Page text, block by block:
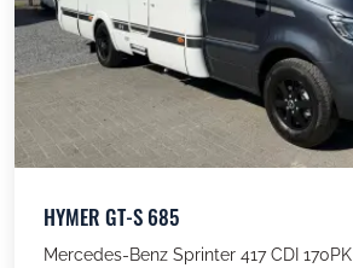
HYMER GT-S 685
Mercedes-Benz Sprinter 417 CDI 170PK